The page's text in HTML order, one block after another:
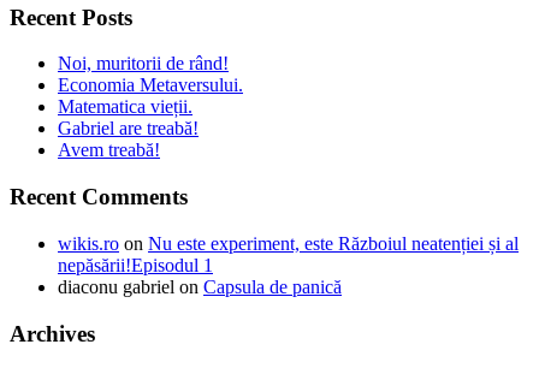
Recent Posts
Noi, muritorii de rând!
Economia Metaversului.
Matematica vieții.
Gabriel are treabă!
Avem treabă!
Recent Comments
wikis.ro on Nu este experiment, este Războiul neatenției și al
nepăsării!Episodul 1
diaconu gabriel on Capsula de panică
Archives